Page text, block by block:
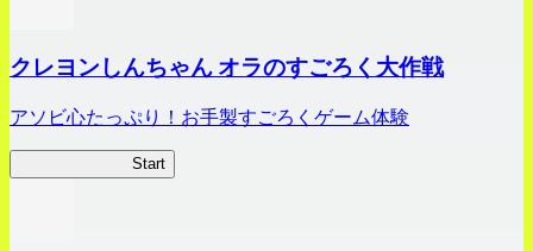
クレヨンしんちゃん オラのすごろく大作戦
アソビ心たっぷり！お手製すごろくゲーム体験
Start